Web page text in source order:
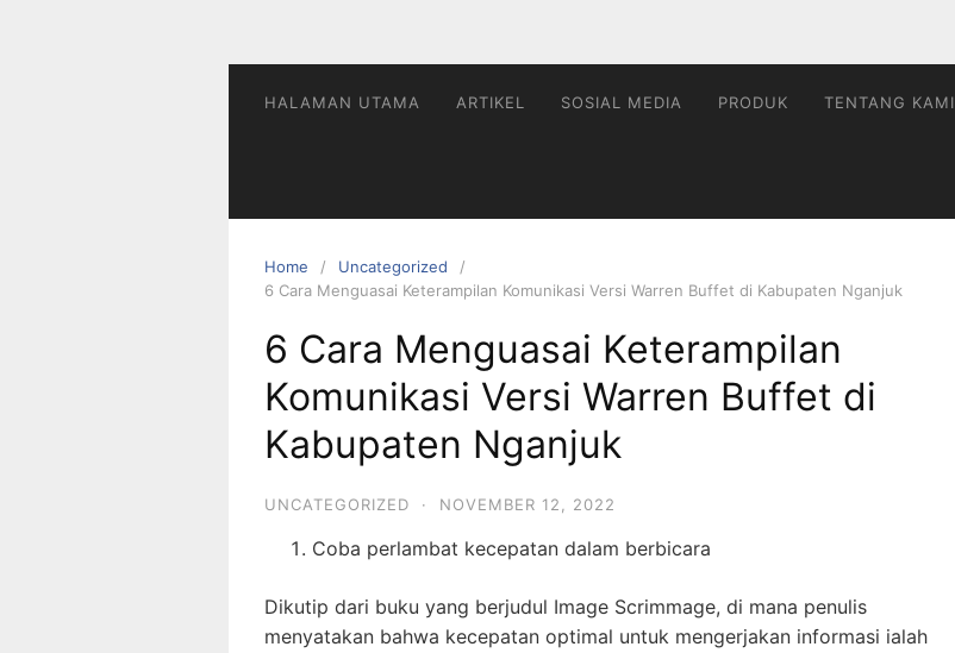
HALAMAN UTAMA ARTIKEL SOSIAL MEDIA PRODUK TENTANG KAMI
Home
Uncategorized
6 Cara Menguasai Keterampilan Komunikasi Versi Warren Buffet di Kabupaten Nganjuk
6 Cara Menguasai Keterampilan
Komunikasi Versi Warren Buffet di
Kabupaten Nganjuk
UNCATEGORIZED · NOVEMBER 12, 2022
Coba perlambat kecepatan dalam berbicara
Dikutip dari buku yang berjudul Image Scrimmage, di mana penulis
menyatakan bahwa kecepatan optimal untuk mengerjakan informasi ialah